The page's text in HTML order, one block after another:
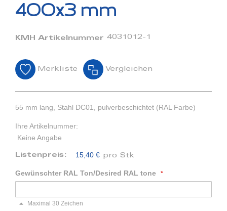
springen
400x3 mm
KMH Artikelnummer 4031012-1
Merkliste Vergleichen
55 mm lang, Stahl DC01, pulverbeschichtet (RAL Farbe)
Ihre Artikelnummer:
Keine Angabe
Listenpreis: 15,40 € pro Stk
Gewünschter RAL Ton/Desired RAL tone
Maximal 30 Zeichen